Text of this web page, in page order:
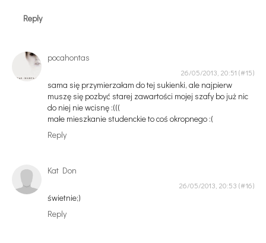
Reply
pocahontas
26/05/2013, 20:51
sama się przymierzałam do tej sukienki, ale najpierw
muszę się pozbyć starej zawartości mojej szafy bo już nic
do niej nie wcisnę :(((
małe mieszkanie studenckie to coś okropnego :(
Reply
Kat Don
26/05/2013, 20:53
świetnie;)
Reply